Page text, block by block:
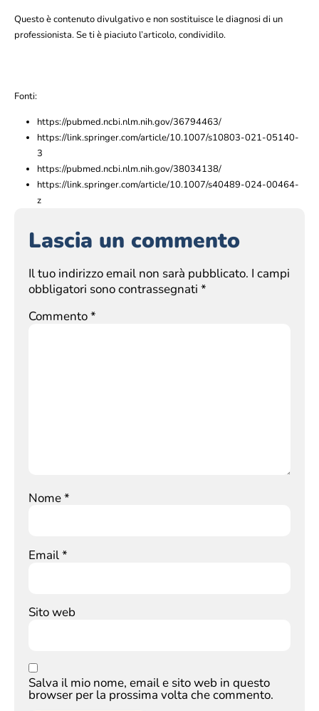
Questo è contenuto divulgativo e non sostituisce le diagnosi di un
professionista. Se ti è piaciuto l’articolo, condividilo.
Fonti:
https://pubmed.ncbi.nlm.nih.gov/36794463/
https://link.springer.com/article/10.1007/s10803-021-05140-
3
https://pubmed.ncbi.nlm.nih.gov/38034138/
https://link.springer.com/article/10.1007/s40489-024-00464-
z
Lascia un commento
Il tuo indirizzo email non sarà pubblicato. I campi
obbligatori sono contrassegnati *
Commento*
Nome*
Email*
Sito web
Salva il mio nome, email e sito web in questo
browser per la prossima volta che commento.